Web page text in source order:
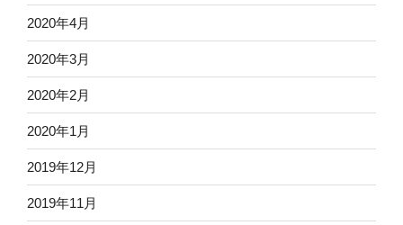
2020年4月
2020年3月
2020年2月
2020年1月
2019年12月
2019年11月